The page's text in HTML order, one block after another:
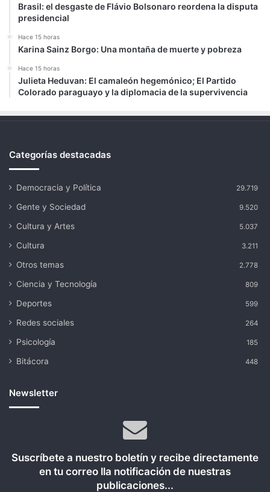
Brasil: el desgaste de Flávio Bolsonaro reordena la disputa
presidencial
Hace 15 horas
Karina Sainz Borgo: Una montaña de muerte y pobreza
Hace 15 horas
Julieta Heduvan: El camaleón hegemónico; El Partido
Colorado paraguayo y la diplomacia de la supervivencia
Categorías destacadas
Democracia y Política 29.719
Gente y Sociedad 9.520
Cultura y Artes 5.037
Cultura 3.211
Otros temas 2.778
Ciencia y Tecnología 809
Deportes 599
Redes sociales 264
Psicología 185
Bitácora 448
Newsletter
Suscríbete a nuestro boletín y recibe directamente
en tu correo lla notificación de nuestras
publicaciones...